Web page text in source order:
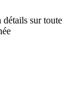
sur toute